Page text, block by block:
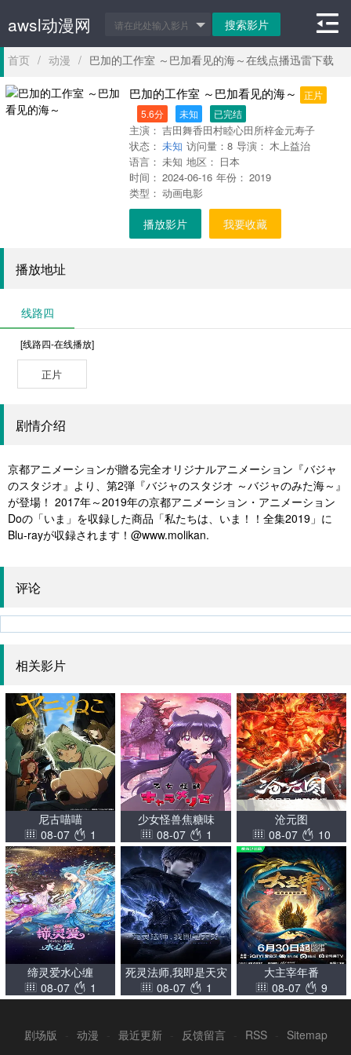
awsl动漫网
首页 / 动漫 / 巴加的工作室 ～巴加看见的海～在线点播迅雷下载
巴加的工作室 ～巴加看见的海～ 正片
5.6分
未知 已完结
主演： 吉田舞香田村睦心田所梓金元寿子
状态： 未知 访问量：8 导演： 木上益治
语言： 未知 地区： 日本
时间： 2024-06-16 年份： 2019
类型： 动画电影
播放影片 我要收藏
播放地址
线路四
[线路四-在线播放]
正片
剧情介绍
京都アニメーションが贈る完全オリジナルアニメーション『バジャ
のスタジオ』より、第2弾『バジャのスタジオ ～バジャのみた海～』
が登場！ 2017年～2019年の京都アニメーション・アニメーション
Doの「いま」を収録した商品「私たちは、いま！！全集2019」に
Blu-rayが収録されます！@www.molikan.
评论
相关影片
尼古喵喵
08-07
1
少女怪兽焦糖味
08-07
1
沧元图
08-07
10
缔灵爱水心缠
08-07
1
死灵法师,我即是天灾
(2026)
08-07 1
大主宰年番
08-07
9
剧场版 动漫 最近更新 反馈留言 RSS Sitemap